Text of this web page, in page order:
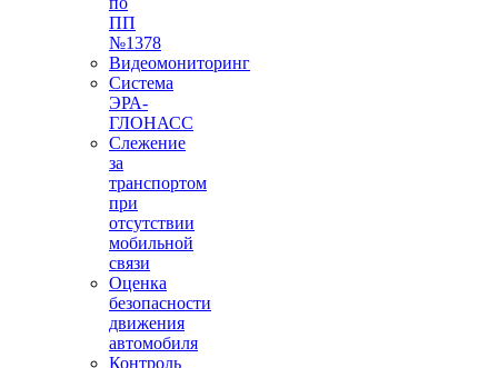
ПП
№1378
Видеомониторинг
Система
ЭРА-
ГЛОНАСС
Слежение
за
транспортом
при
отсутствии
мобильной
связи
Оценка
безопасности
движения
автомобиля
Контроль